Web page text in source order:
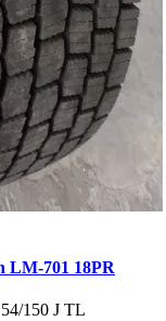
LM-701 18PR
150 J TL